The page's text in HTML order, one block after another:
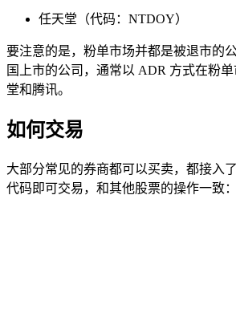
任天堂（代码：NTDOY）
要注意的是，粉单市场并都是被退市的
国上市的公司，通常以 ADR 方式在粉
堂和腾讯。
如何交易
大部分常见的券商都可以买卖，都接入
代码即可交易，和其他股票的操作一致：